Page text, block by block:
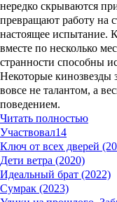
нередко скрываются
превращают работу на
настоящее испытание.
вместе по несколько
странности способны
Некоторые кинозвезды
вовсе не талантом, а
поведением.
Читать полностью
Участвовал14
Ключ от всех дверей
Дети ветра (2020)
Идеальный брат (2022)
Сумрак (2023)